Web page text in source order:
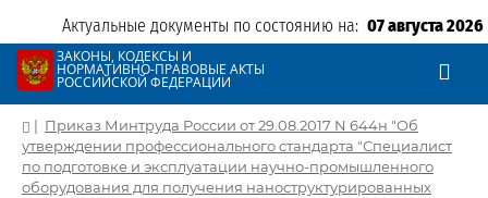
Актуальные документы по состоянию на: 07 августа 2026
ЗАКОНЫ, КОДЕКСЫ И
НОРМАТИВНО-ПРАВОВЫЕ АКТЫ
РОССИЙСКОЙ ФЕДЕРАЦИИ
| Приказ Минтруда России от 29.08.2017 N 644н "Об
утверждении профессионального стандарта "Специалист
по подготовке и эксплуатации научно-промышленного
оборудования для получения наноструктурированных